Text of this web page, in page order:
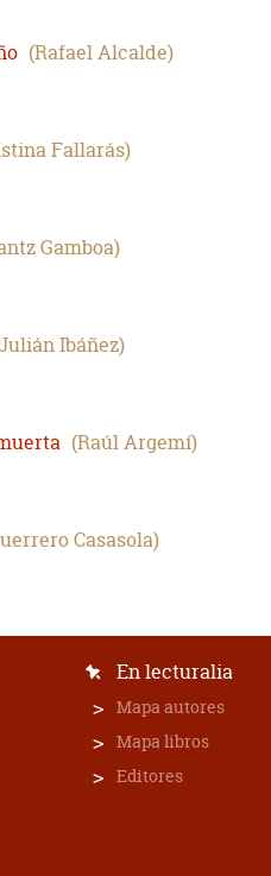
Rafael Alcalde
Fallarás
Gamboa
Ibáñez
Raúl Argemí
Casasola
En lecturalia
Mapa autores
Mapa libros
Editores